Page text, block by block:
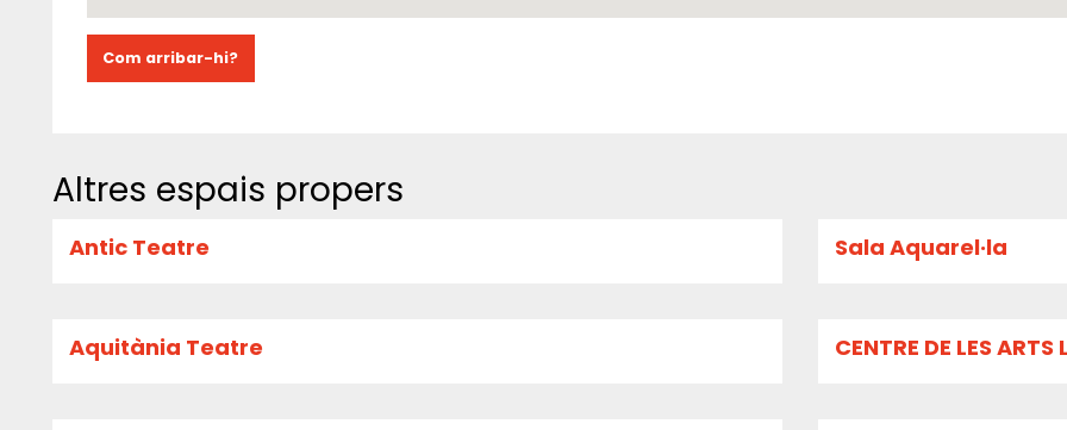
Com arribar-hi?
Altres espais propers
Antic Teatre Sala Aquarel·la
Aquitània Teatre CENTRE DE LES ARTS